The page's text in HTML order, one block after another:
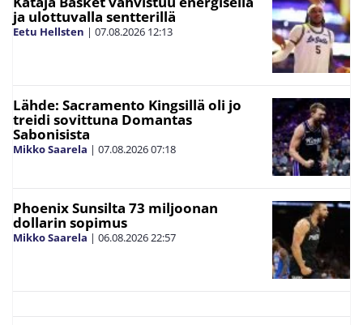
ja ulottuvalla sentterillä
Eetu Hellsten | 07.08.2026 12:13
Lähde: Sacramento Kingsillä oli jo
treidi sovittuna Domantas
Sabonisista
Mikko Saarela | 07.08.202607:18
Phoenix Sunsilta 73 miljoonan
dollarin sopimus
Mikko Saarela | 06.08.202622:57